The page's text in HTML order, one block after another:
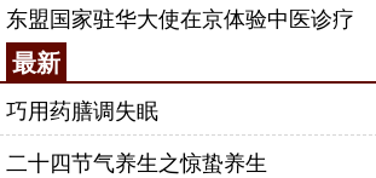
东盟国家驻华大使在京体验中医诊疗
最新
巧用药膳调失眠
二十四节气养生之惊蛰养生